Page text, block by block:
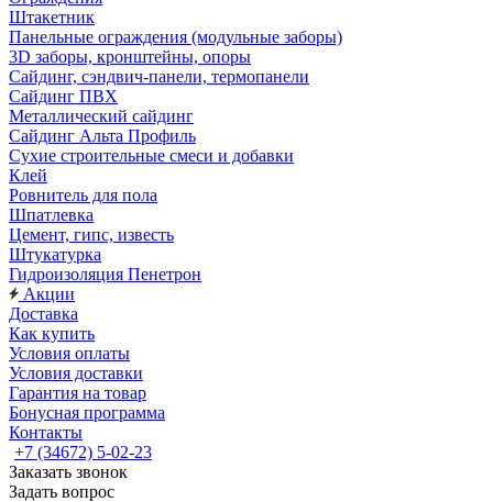
Штакетник
Панельные ограждения (модульные заборы)
3D заборы, кронштейны, опоры
Cайдинг, сэндвич-панели, термопанели
Сайдинг ПВХ
Металлический сайдинг
Сайдинг Альта Профиль
Сухие строительные смеси и добавки
Клей
Ровнитель для пола
Шпатлевка
Цемент, гипс, известь
Штукатурка
Гидроизоляция Пенетрон
Акции
Доставка
Как купить
Условия оплаты
Условия доставки
Гарантия на товар
Бонусная программа
Контакты
+7 (34672) 5-02-23
Заказать звонок
Задать вопрос